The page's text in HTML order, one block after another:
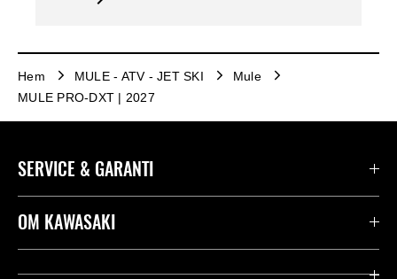
Hem MULE - ATV - JET SKI
Mule
MULE PRO-DXT | 2027
SERVICE & GARANTI
Kontakta oss
OM KAWASAKI
Företag